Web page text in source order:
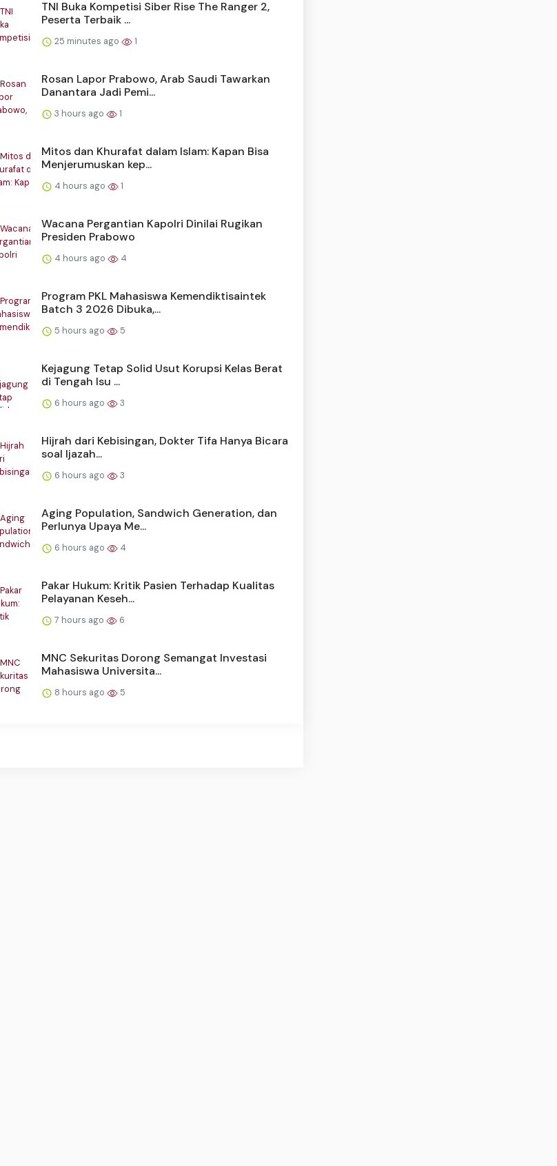
TNI Buka Kompetisi Siber Rise The Ranger 2,
Peserta Terbaik ...
25 minutes ago 1
Rosan Lapor Prabowo, Arab Saudi Tawarkan
Danantara Jadi Pemi...
3 hours ago 1
Mitos dan Khurafat dalam Islam: Kapan Bisa
Menjerumuskan kep...
4 hours ago 1
Wacana Pergantian Kapolri Dinilai Rugikan
Presiden Prabowo
4 hours ago 4
Program PKL Mahasiswa Kemendiktisaintek
Batch 3 2026 Dibuka,...
5 hours ago 5
Kejagung Tetap Solid Usut Korupsi Kelas Berat
di Tengah Isu ...
6 hours ago 3
Hijrah dari Kebisingan, Dokter Tifa Hanya Bicara
soal Ijazah...
6 hours ago 3
Aging Population, Sandwich Generation, dan
Perlunya Upaya Me...
6 hours ago 4
Pakar Hukum: Kritik Pasien Terhadap Kualitas
Pelayanan Keseh...
7 hours ago 6
MNC Sekuritas Dorong Semangat Investasi
Mahasiswa Universita...
8 hours ago 5